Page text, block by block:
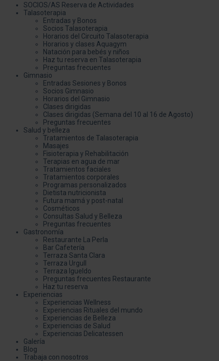
SOCIOS/AS Reserva de Actividades
Talasoterapia
Entradas y Bonos
Socios Talasoterapia
Horarios del Circuito Talasoterapia
Horarios y clases Aquagym
Natación para bebés y niños
Haz tu reserva en Talasoterapia
Preguntas frecuentes
Gimnasio
Entradas Sesiones y Bonos
Socios Gimnasio
Horarios del Gimnasio
Clases dirigidas
Clases dirigidas (Semana del 10 al 16 de Agosto)
Preguntas frecuentes
Salud y belleza
Tratamientos de Talasoterapia
Masajes
Fisioterapia y Rehabilitación
Terapias en agua de mar
Tratamientos faciales
Tratamientos corporales
Programas personalizados
Dietista nutricionista
Futura mamá y post-natal
Cosméticos
Consultas Salud y Belleza
Preguntas frecuentes
Gastronomía
Restaurante La Perla
Bar Cafetería
Terraza Santa Clara
Terraza Urgull
Terraza Igueldo
Preguntas frecuentes Restaurante
Haz tu reserva
Experiencias
Experiencias Wellness
Experiencias Rituales del mundo
Experiencias de Belleza
Experiencias de Salud
Experiencias Delicatessen
Galería
Blog
Trabaja con nosotros